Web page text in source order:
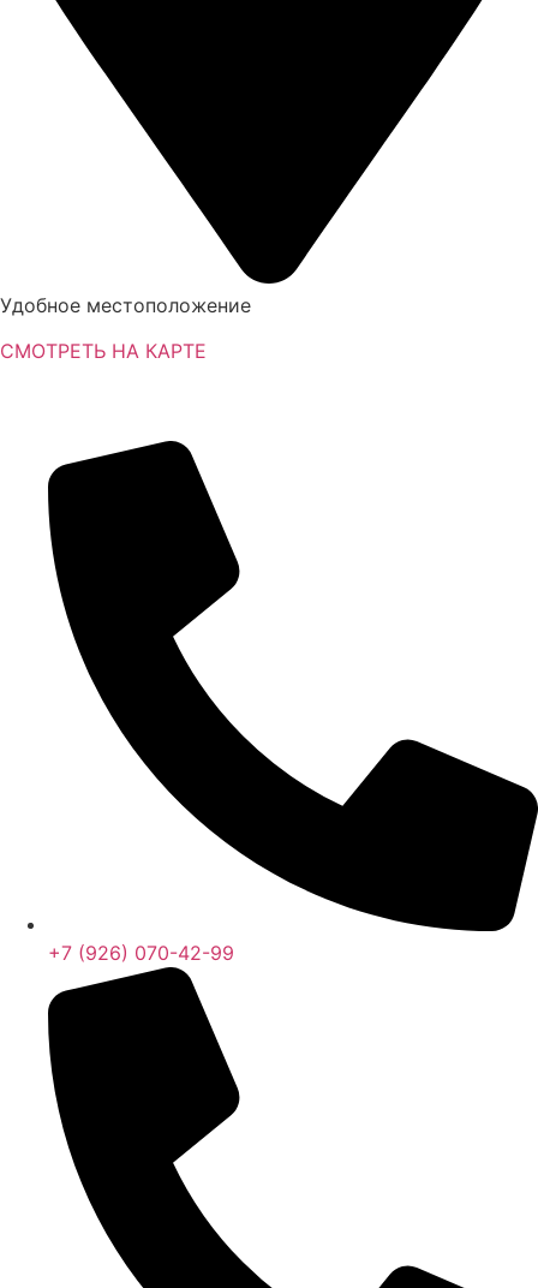
Удобное местоположение
СМОТРЕТЬ НА КАРТЕ
+7 (926) 070-42-99
Удобное местоположение